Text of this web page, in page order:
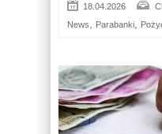
18.04.2026
News Parabanki